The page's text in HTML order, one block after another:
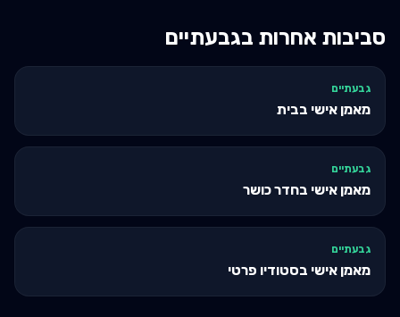
סביבות אחרות בגבעתיים
גבעתיים
מאמן אישי בבית
גבעתיים
מאמן אישי בחדר כושר
גבעתיים
מאמן אישי בסטודיו פרטי